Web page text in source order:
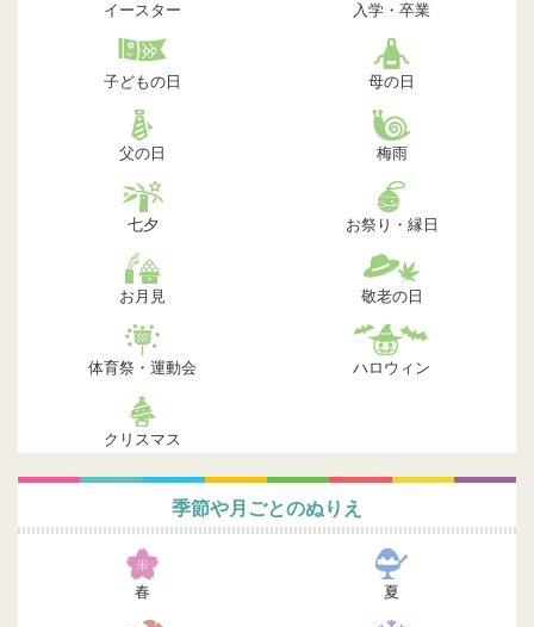
イースター 入学・卒業
子どもの日 母の日
父の日 梅雨
七夕 お祭り・縁日
お月見 敬老の日
体育祭・運動会 ハロウィン
クリスマス
季節や月ごとのぬりえ
春 夏